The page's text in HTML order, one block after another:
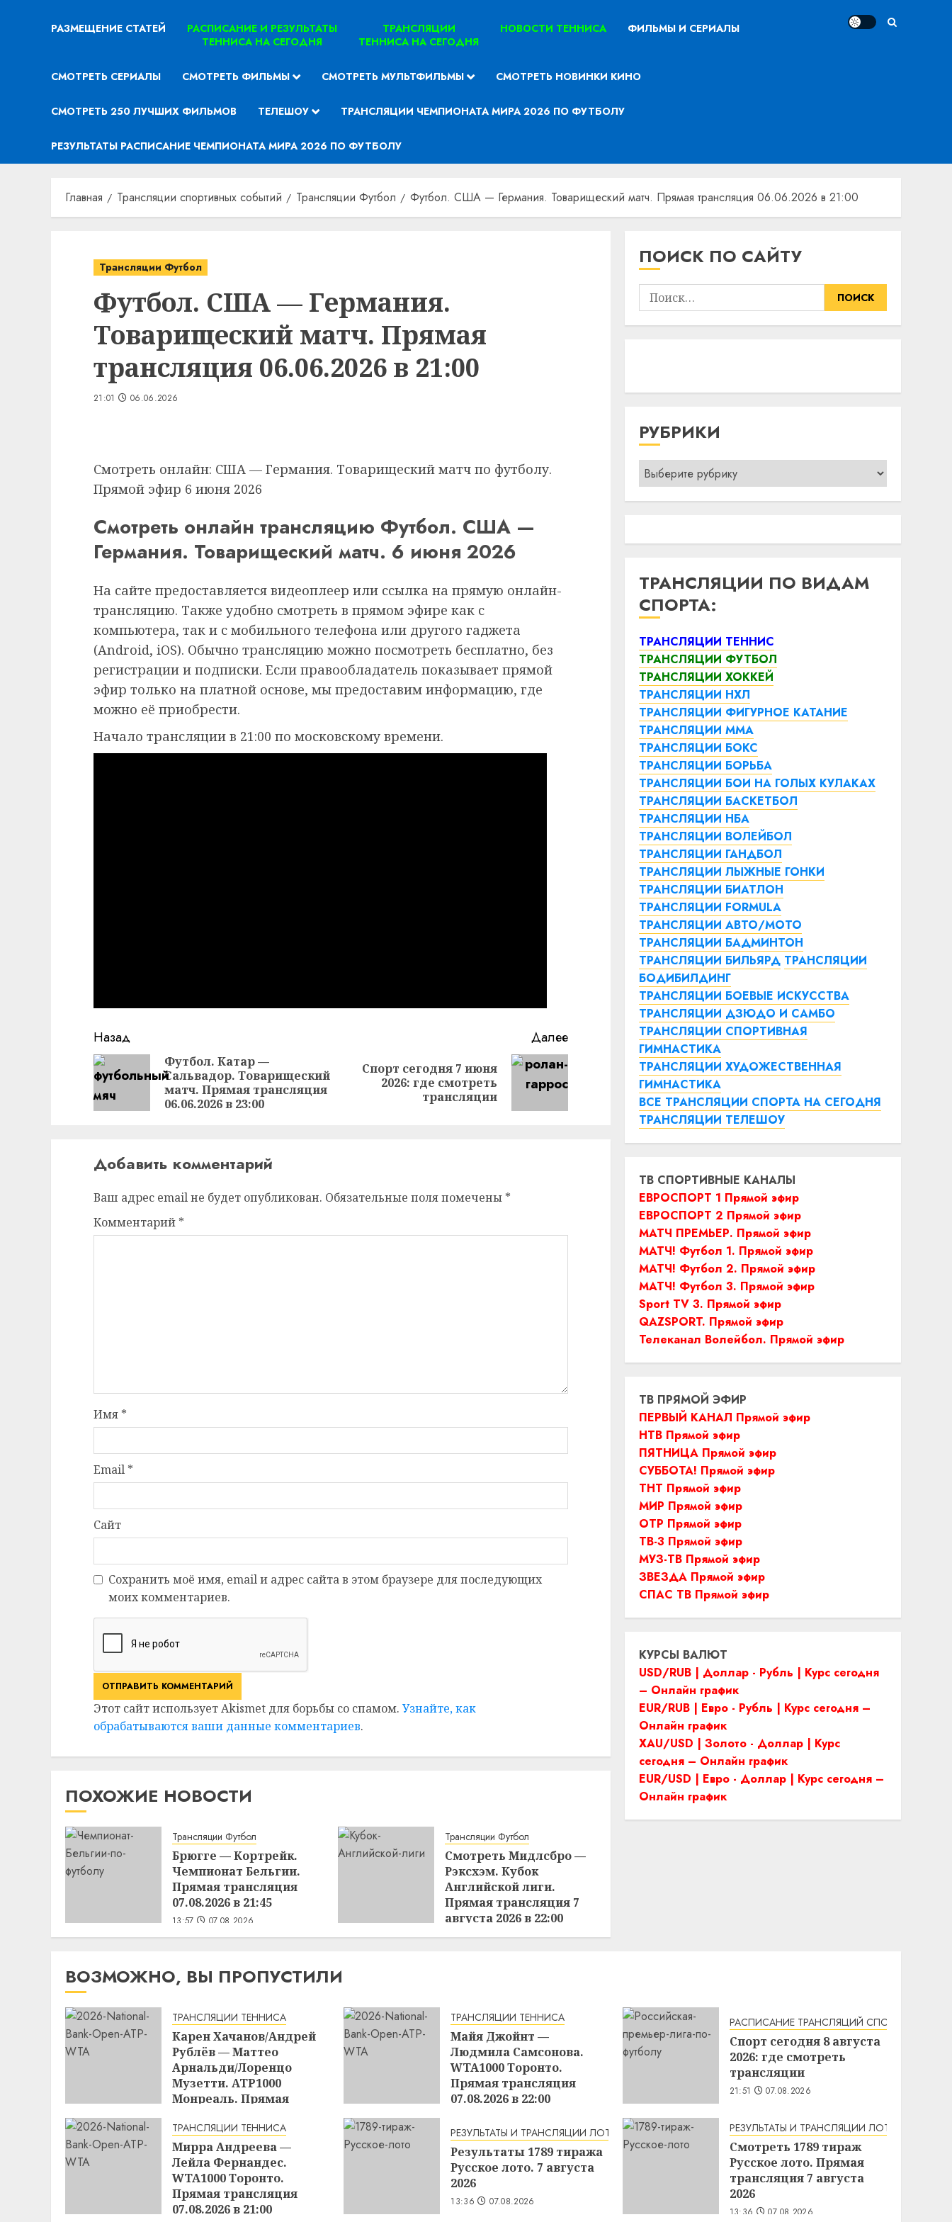
РАЗМЕЩЕНИЕ СТАТЕЙ
РАСПИСАНИЕ И РЕЗУЛЬТАТЫ
ТЕННИСА НА СЕГОДНЯ
ТРАНСЛЯЦИИ
ТЕННИСА НА СЕГОДНЯ
НОВОСТИ ТЕННИСА ФИЛЬМЫ И СЕРИАЛЫ
СМОТРЕТЬ СЕРИАЛЫ СМОТРЕТЬ ФИЛЬМЫ СМОТРЕТЬ МУЛЬТФИЛЬМЫ СМОТРЕТЬ НОВИНКИ КИНО
СМОТРЕТЬ 250 ЛУЧШИХ ФИЛЬМОВ ТЕЛЕШОУ ТРАНСЛЯЦИИ ЧЕМПИОНАТА МИРА 2026 ПО ФУТБОЛУ
РЕЗУЛЬТАТЫ РАСПИСАНИЕ ЧЕМПИОНАТА МИРА 2026 ПО ФУТБОЛУ
Главная Трансляции спортивных событий Трансляции Футбол Футбол. США — Германия. Товарищеский матч. Прямая трансляция 06.06.2026 в 21:00
Трансляции Футбол
Футбол. США — Германия.
Товарищеский матч. Прямая
трансляция 06.06.2026 в 21:00
21:01 06.06.2026
Смотреть онлайн: США — Германия. Товарищеский матч по футболу.
Прямой эфир 6 июня 2026
Смотреть онлайн трансляцию Футбол. США —
Германия. Товарищеский матч. 6 июня 2026
На сайте предоставляется видеоплеер или ссылка на прямую онлайн-
трансляцию. Также удобно смотреть в прямом эфире как с
компьютера, так и с мобильного телефона или другого гаджета
(Android, iOS). Обычно трансляцию можно посмотреть бесплатно, без
регистрации и подписки. Если правообладатель показывает прямой
эфир только на платной основе, мы предоставим информацию, где
можно её приобрести.
Начало трансляции в 21:00 по московскому времени.
Продолжить
чтение
Назад
Предыдущая
Футбол. Катар —
Сальвадор. Товарищеский
матч. Прямая трансляция
06.06.2026 в 23:00
Далее
Следующая
Спорт сегодня 7 июня
2026: где смотреть
трансляции
Добавить комментарий
Ваш адрес email не будет опубликован. Обязательные поля помечены *
Комментарий *
Имя *
Email *
Сайт
Сохранить моё имя, email и адрес сайта в этом браузере для последующих
моих комментариев.
Этот сайт использует Akismet для борьбы со спамом. Узнайте, как
обрабатываются ваши данные комментариев.
ПОХОЖИЕ НОВОСТИ
Трансляции Футбол
Брюгге — Кортрейк.
Чемпионат Бельгии.
Прямая трансляция
07.08.2026 в 21:45
13:57 07.08.2026
Трансляции Футбол
Смотреть Мидлсбро —
Рэксхэм. Кубок
Английской лиги.
Прямая трансляция 7
августа 2026 в 22:00
13:54 07.08.2026
ПОИСК ПО САЙТУ
Найти:
РУБРИКИ
Рубрики
ТРАНСЛЯЦИИ ПО ВИДАМ
СПОРТА:
ТРАНСЛЯЦИИ ТЕННИС
ТРАНСЛЯЦИИ ФУТБОЛ
ТРАНСЛЯЦИИ ХОККЕЙ
ТРАНСЛЯЦИИ НХЛ
ТРАНСЛЯЦИИ ФИГУРНОЕ КАТАНИЕ
ТРАНСЛЯЦИИ ММА
ТРАНСЛЯЦИИ БОКС
ТРАНСЛЯЦИИ БОРЬБА
ТРАНСЛЯЦИИ БОИ НА ГОЛЫХ КУЛАКАХ
ТРАНСЛЯЦИИ БАСКЕТБОЛ
ТРАНСЛЯЦИИ НБА
ТРАНСЛЯЦИИ ВОЛЕЙБОЛ
ТРАНСЛЯЦИИ ГАНДБОЛ
ТРАНСЛЯЦИИ ЛЫЖНЫЕ ГОНКИ
ТРАНСЛЯЦИИ БИАТЛОН
ТРАНСЛЯЦИИ FORMULA
ТРАНСЛЯЦИИ АВТО/МОТО
ТРАНСЛЯЦИИ БАДМИНТОН
ТРАНСЛЯЦИИ БИЛЬЯРД ТРАНСЛЯЦИИ
БОДИБИЛДИНГ
ТРАНСЛЯЦИИ БОЕВЫЕ ИСКУССТВА
ТРАНСЛЯЦИИ ДЗЮДО И САМБО
ТРАНСЛЯЦИИ СПОРТИВНАЯ
ГИМНАСТИКА
ТРАНСЛЯЦИИ ХУДОЖЕСТВЕННАЯ
ГИМНАСТИКА
ВСЕ ТРАНСЛЯЦИИ СПОРТА НА СЕГОДНЯ
ТРАНСЛЯЦИИ ТЕЛЕШОУ
ТВ СПОРТИВНЫЕ КАНАЛЫ
ЕВРОСПОРТ 1 Прямой эфир
ЕВРОСПОРТ 2 Прямой эфир
МАТЧ ПРЕМЬЕР. Прямой эфир
МАТЧ! Футбол 1. Прямой эфир
МАТЧ! Футбол 2. Прямой эфир
МАТЧ! Футбол 3. Прямой эфир
Sport TV 3. Прямой эфир
QAZSPORT. Прямой эфир
Телеканал Волейбол. Прямой эфир
ТВ ПРЯМОЙ ЭФИР
ПЕРВЫЙ КАНАЛ Прямой эфир
НТВ Прямой эфир
ПЯТНИЦА Прямой эфир
СУББОТА! Прямой эфир
ТНТ Прямой эфир
МИР Прямой эфир
ОТР Прямой эфир
ТВ-3 Прямой эфир
МУЗ-ТВ Прямой эфир
ЗВЕЗДА Прямой эфир
СПАС ТВ Прямой эфир
КУРСЫ ВАЛЮТ
USD/RUB | Доллар - Рубль | Курс сегодня
– Онлайн график
EUR/RUB | Евро - Рубль | Курс сегодня –
Онлайн график
XAU/USD | Золото - Доллар | Курс
сегодня – Онлайн график
EUR/USD | Евро - Доллар | Курс сегодня –
Онлайн график
ВОЗМОЖНО, ВЫ ПРОПУСТИЛИ
ТРАНСЛЯЦИИ ТЕННИСА
Карен Хачанов/Андрей
Рублёв — Маттео
Арнальди/Лоренцо
Музетти. ATP1000
Монреаль. Прямая
23:00
15:17 07.08.2026
ТРАНСЛЯЦИИ ТЕННИСА
Майя Джойнт —
Людмила Самсонова.
WTA1000 Торонто.
Прямая трансляция
07.08.2026 в 22:00
РАСПИСАНИЕ ТРАНСЛЯЦИЙ СПОРТА НА
Спорт сегодня 8 августа
2026: где смотреть
трансляции
21:51 07.08.2026
ТРАНСЛЯЦИИ ТЕННИСА
Мирра Андреева —
Лейла Фернандес.
WTA1000 Торонто.
Прямая трансляция
07.08.2026 в 21:00
РЕЗУЛЬТАТЫ И ТРАНСЛЯЦИИ ЛОТЕРЕЙ
Результаты 1789 тиража
Русское лото. 7 августа
2026
13:36 07.08.2026
РЕЗУЛЬТАТЫ И ТРАНСЛЯЦИИ ЛОТЕРЕЙ
Смотреть 1789 тираж
Русское лото. Прямая
трансляция 7 августа
2026
13:36 07.08.2026